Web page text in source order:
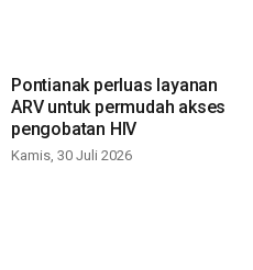
Pontianak perluas layanan
ARV untuk permudah akses
pengobatan HIV
Kamis, 30 Juli 2026